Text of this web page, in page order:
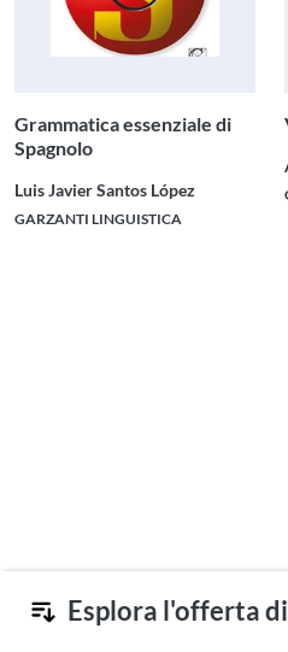
Esplora l'offerta
Grammatica essenziale di
Spagnolo
Luis Javier Santos López
GARZANTI LINGUISTICA